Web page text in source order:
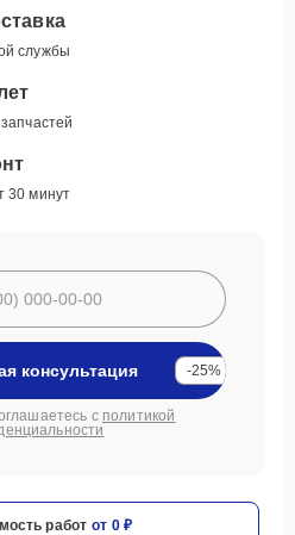
службы
30 минут
консультация -25%
с политикой
работ от 0 ₽